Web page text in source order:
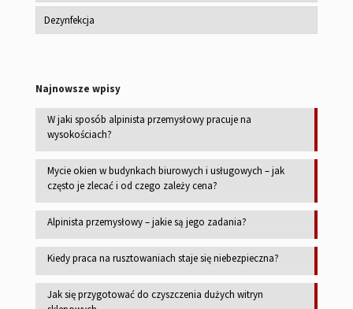
Dezynfekcja
Najnowsze wpisy
W jaki sposób alpinista przemysłowy pracuje na
wysokościach?
Mycie okien w budynkach biurowych i usługowych – jak
często je zlecać i od czego zależy cena?
Alpinista przemysłowy – jakie są jego zadania?
Kiedy praca na rusztowaniach staje się niebezpieczna?
Jak się przygotować do czyszczenia dużych witryn